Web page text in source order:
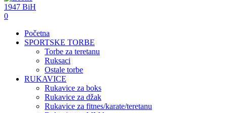
0
Početna
SPORTSKE TORBE
Torbe za teretanu
Ruksaci
Ostale torbe
RUKAVICE
Rukavice za boks
Rukavice za džak
Rukavice za fitnes/karate/teretanu